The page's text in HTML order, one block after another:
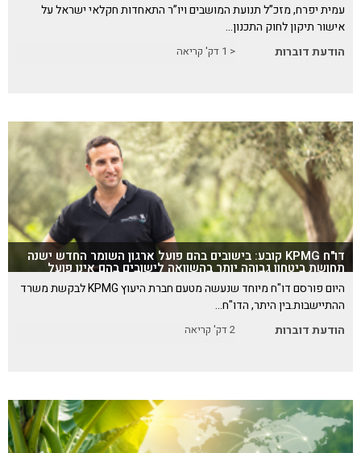
עמית יפרח, מזכ”ל תנועת המושבים ויו”ר התאחדות חקלאי ישראל על
אישור תיקון לחוק התכנון…
הודעת דוברות
< 1 דק' קריאה
דו"ח KPMG קובע: בישובים בהם פועל ארגון השומר החדש ישנה
תחושת ביטחון גבוהה יותר בהשוואה לישובים בהם אינו פועל
היום פורסם דו"ח מיוחד שנעשה מטעם חברת היעוץ KPMG לבקשת משרד
ההתיישבות.בין היתר, הדו"ח…
הודעת דוברות
2דק' קריאה